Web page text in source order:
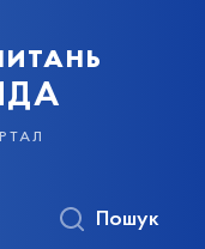
Пошук